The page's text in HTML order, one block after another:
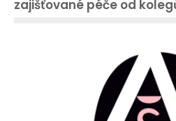
zajišťované péče od